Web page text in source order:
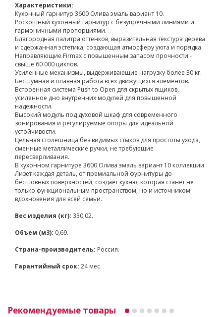
Характеристики:
Кухонный гарнитур 3600 Олива эмаль вариант 10.
Роскошный кухонный гарнитур с безупречными линиями и
гармоничными пропорциями.
Благородная палитра оттенков, выразительная текстура дерева
и сдержанная эстетика, создающая атмосферу уюта и порядка.
Направляющие Firmax с повышенным запасом прочности -
свыше 60 000 циклов.
Усиленные механизмы, выдерживающие нагрузку более 30 кг.
Бесшумная и плавная работа всех движущихся элементов.
Встроенная система Push to Open для скрытых ящиков,
усиленное дно внутренних модулей для повышенной
надежности.
Высокий модуль под духовой шкаф для современного
зонирования и регулируемые опоры для идеальной
устойчивости.
Цельная столешница без видимых стыков для простоты ухода,
сменные металлические ручки, не требующие
пересверливания.
В кухонном гарнитуре 3600 Олива эмаль вариант 10 коллекции
Лизет каждая деталь, от премиальной фурнитуры до
бесшовных поверхностей, создает кухню, которая станет не
только функциональным пространством, но и источником
вдохновения для всей семьи.
Вес изделия (кг): 330,02.
Объем (м3): 0,69.
Страна-производитель: Россия.
Гарантийный срок: 24 мес.
Рекомендуемые товары